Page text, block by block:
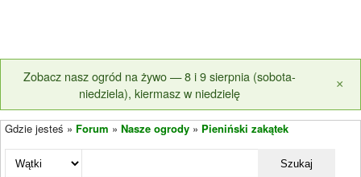
Zobacz nasz ogród na żywo — 8 i 9 sierpnia (sobota-
niedziela), kiermasz w niedzielę
×
Gdzie jesteś » Forum » Nasze ogrody » Pieniński zakątek
Szukaj